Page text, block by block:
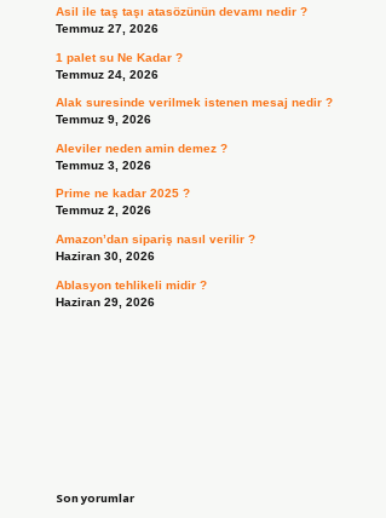
Asil ile taş taşı atasözünün devamı nedir ?
Temmuz 27, 2026
1 palet su Ne Kadar ?
Temmuz 24, 2026
Alak suresinde verilmek istenen mesaj nedir ?
Temmuz 9, 2026
Aleviler neden amin demez ?
Temmuz 3, 2026
Prime ne kadar 2025 ?
Temmuz 2, 2026
Amazon’dan sipariş nasıl verilir ?
Haziran 30, 2026
Ablasyon tehlikeli midir ?
Haziran 29, 2026
Son yorumlar